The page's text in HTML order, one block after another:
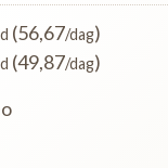
(56,67/dag)
(49,87/dag)